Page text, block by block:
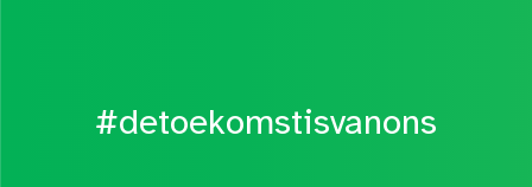
#detoekomstisvanons